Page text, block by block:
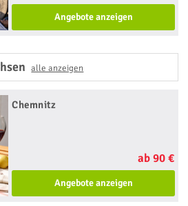
Angebote anzeigen
alle anzeigen
Chemnitz
ab 90 €
Angebote anzeigen